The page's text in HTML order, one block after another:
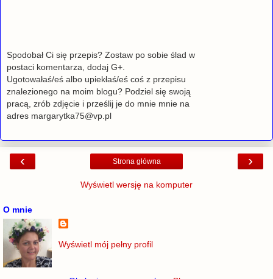
Spodobał Ci się przepis? Zostaw po sobie ślad w
postaci komentarza, dodaj G+.
Ugotowałaś/eś albo upiekłaś/eś coś z przepisu
znalezionego na moim blogu? Podziel się swoją
pracą, zrób zdjęcie i prześlij je do mnie mnie na
adres margarytka75@vp.pl
‹ ›
Strona główna
Wyświetl wersję na komputer
O mnie
Wyświetl mój pełny profil